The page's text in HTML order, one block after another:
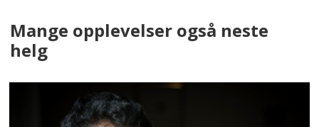
Mange opplevelser også neste
helg